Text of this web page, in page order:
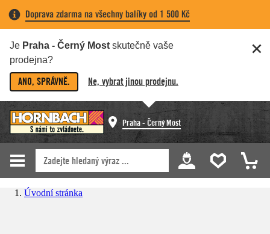
Doprava zdarma na všechny balíky od 1 500 Kč
Je Praha - Černý Most skutečně vaše
prodejna?
ANO, SPRÁVNĚ. Ne, vybrat jinou prodejnu.
Praha - Černý Most
Úvodní stránka